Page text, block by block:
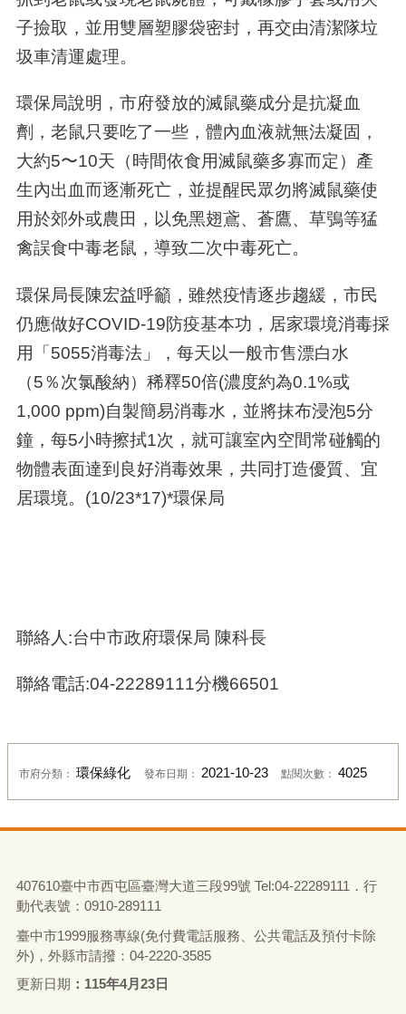
子撿取，並用雙層塑膠袋密封，再交由清潔隊垃
圾車清運處理。
環保局說明，市府發放的滅鼠藥成分是抗凝血
劑，老鼠只要吃了一些，體內血液就無法凝固，
大約5〜10天（時間依食用滅鼠藥多寡而定）產
生內出血而逐漸死亡，並提醒民眾勿將滅鼠藥使
用於郊外或農田，以免黑翅鳶、蒼鷹、草鴞等猛
禽誤食中毒老鼠，導致二次中毒死亡。
環保局長陳宏益呼籲，雖然疫情逐步趨緩，市民
仍應做好COVID-19防疫基本功，居家環境消毒採
用「5055消毒法」，每天以一般市售漂白水
（5％次氯酸納）稀釋50倍(濃度約為0.1%或
1,000 ppm)自製簡易消毒水，並將抹布浸泡5分
鐘，每5小時擦拭1次，就可讓室內空間常碰觸的
物體表面達到良好消毒效果，共同打造優質、宜
居環境。 (10/23*17)*環保局
聯絡人:台中市政府環保局 陳科長
聯絡電話:04-22289111分機66501
市府分類： 環保綠化 發布日期： 2021-10-23 點閱次數：4025
407610臺中市西屯區臺灣大道三段99號 Tel:04-22289111．行
動代表號：0910-289111
臺中市1999服務專線(免付費電話服務、公共電話及預付卡除
外)，外縣市請撥：04-2220-3585
更新日期
115年4月23日